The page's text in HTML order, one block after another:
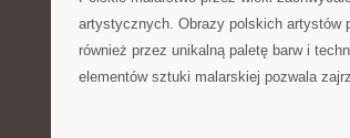
artystycznych. Obrazy polskich artystów
również przez unikalną paletę ​barw i
elementów sztuki malarskiej pozwala